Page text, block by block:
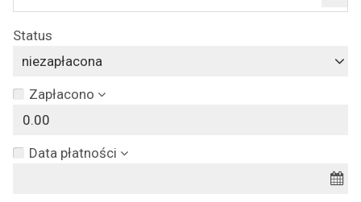
Status
niezapłacona
Zapłacono
Data płatności